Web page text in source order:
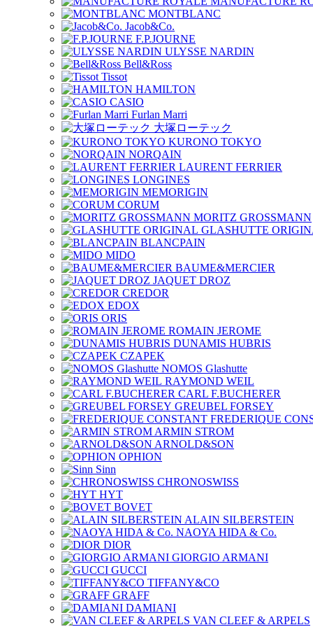
MONTBLANC
Jacob&Co.
F.P.JOURNE
ULYSSE NARDIN
Bell&Ross
Tissot
HAMILTON
CASIO
Furlan Marri
大塚ローテック
KURONO TOKYO
NORQAIN
LAURENT FERRIER
LONGINES
MEMORIGIN
CORUM
MORITZ GROSSMANN
GLASHUTTE
BLANCPAIN
MIDO
BAUME&MERCIER
JAQUET DROZ
CREDOR
EDOX
ORIS
ROMAIN JEROME
DUNAMIS HUBRIS
CZAPEK
NOMOS Glashutte
RAYMOND WEIL
CARL F.BUCHERER
GREUBEL FORSEY
FREDERIQUE
ARMIN STROM
ARNOLD&SON
OPHION
Sinn
CHRONOSWISS
HYT
BOVET
ALAIN SILBERSTEIN
NAOYA HIDA & Co.
DIOR
GIORGIO ARMANI
GUCCI
TIFFANY&CO
GRAFF
DAMIANI
VAN CLEEF & ARPELS